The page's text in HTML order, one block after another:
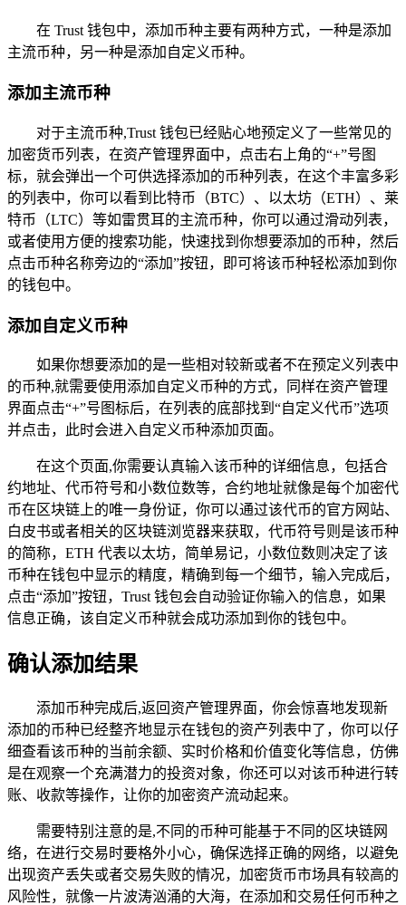
在 Trust 钱包中，添加币种主要有两种方式，一种是添加
主流币种，另一种是添加自定义币种。
添加主流币种
对于主流币种,Trust 钱包已经贴心地预定义了一些常见的
加密货币列表，在资产管理界面中，点击右上角的“+”号图
标，就会弹出一个可供选择添加的币种列表，在这个丰富多彩
的列表中，你可以看到比特币（BTC）、以太坊（ETH）、莱
特币（LTC）等如雷贯耳的主流币种，你可以通过滑动列表，
或者使用方便的搜索功能，快速找到你想要添加的币种，然后
点击币种名称旁边的“添加”按钮，即可将该币种轻松添加到你
的钱包中。
添加自定义币种
如果你想要添加的是一些相对较新或者不在预定义列表中
的币种,就需要使用添加自定义币种的方式，同样在资产管理
界面点击“+”号图标后，在列表的底部找到“自定义代币”选项
并点击，此时会进入自定义币种添加页面。
在这个页面,你需要认真输入该币种的详细信息，包括合
约地址、代币符号和小数位数等，合约地址就像是每个加密代
币在区块链上的唯一身份证，你可以通过该代币的官方网站、
白皮书或者相关的区块链浏览器来获取，代币符号则是该币种
的简称，ETH 代表以太坊，简单易记，小数位数则决定了该
币种在钱包中显示的精度，精确到每一个细节，输入完成后，
点击“添加”按钮，Trust 钱包会自动验证你输入的信息，如果
信息正确，该自定义币种就会成功添加到你的钱包中。
确认添加结果
添加币种完成后,返回资产管理界面，你会惊喜地发现新
添加的币种已经整齐地显示在钱包的资产列表中了，你可以仔
细查看该币种的当前余额、实时价格和价值变化等信息，仿佛
是在观察一个充满潜力的投资对象，你还可以对该币种进行转
账、收款等操作，让你的加密资产流动起来。
需要特别注意的是,不同的币种可能基于不同的区块链网
络，在进行交易时要格外小心，确保选择正确的网络，以避免
出现资产丢失或者交易失败的情况，加密货币市场具有较高的
风险性，就像一片波涛汹涌的大海，在添加和交易任何币种之